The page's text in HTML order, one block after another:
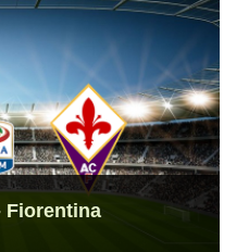
Fiorentina